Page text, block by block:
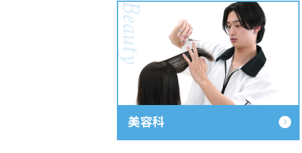
Beauty
美容科